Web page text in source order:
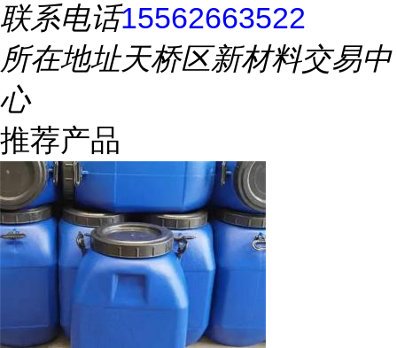
联系电话15562663522
所在地址天桥区新材料交易中
心
推荐产品